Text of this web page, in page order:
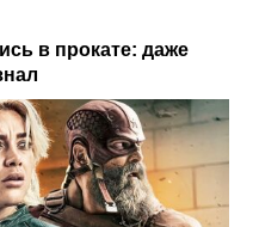
в прокате: даже